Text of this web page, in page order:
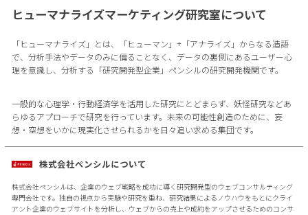
ヒューマナライズマーケティング研究室について
「ヒューマナライズ」とは、「ヒューマン」+「アナライズ」からなる造語
で、分析手法やデータのみに偏ることなく、データの裏側にあるユーザー心
理を意識し、分析する「研究開発型企業」ペンシルの研究開発機関です。
一般的な心理学・行動経済学を活用した研究にとどまらず、妖怪研究などあ
らゆるアプローチで研究を行っています。未来の可能性創造のために、妄
想・空想をいかに現実化させられるかを日々追い求める集団です。
株式会社ペンシルについて
株式会社ペンシルは、企業のウェブ戦略を成功に導く研究開発型のウェブコンサルティング
専門会社です。独自の視点から実験や研究を重ね、研究結果によるノウハウをもとにクライ
アント企業のウェブサイトを分析し、ウェブからの売上や成約をアップさせるためのコンサ